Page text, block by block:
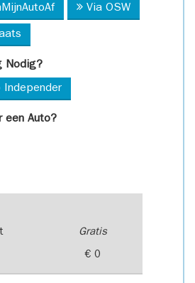
Gratis
€ 0
Via OSW
Nodig?
Independer
een Auto?